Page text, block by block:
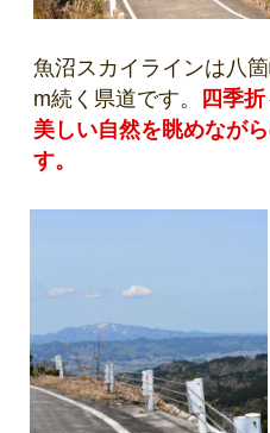
魚沼スカイラインは八
m続く県道です。
四季
美しい自然を眺めなが
す。